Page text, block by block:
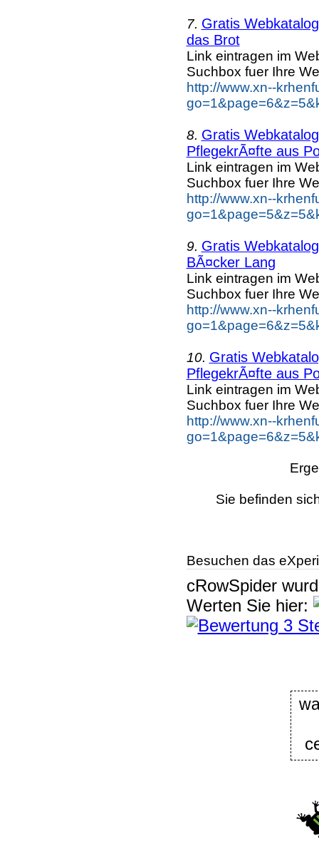
7. Gratis
das Brot
Link eintragen im
Suchbox fuer Ihre
http://www.xn--
8. Gratis
PflegekrÃ¤fte aus
Link eintragen im
Suchbox fuer Ihre
http://www.xn--
9. Gratis
BÃ¤cker Lang
Link eintragen im
Suchbox fuer Ihre
http://www.xn--
10. Gratis
PflegekrÃ¤fte aus
Link eintragen im
Suchbox fuer Ihre
http://www.xn--
Sie befinden
Besuchen das
cRowSpider
Werten Sie hier: